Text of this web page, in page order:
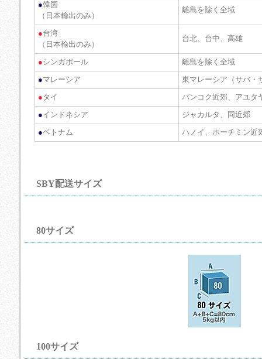
●韓国
（日本輸出のみ）
離島を除く全域
●台湾
（日本輸出のみ）
台北、台中、高雄
●シンガポール 離島を除く全域
●マレーシア 東マレーシア（サバ・
● タイ バンコク近郊、アユタ
●インドネシア ジャカルタ、同近郊
●ベトナム ハノイ、ホーチミン近
SBY配送サイズ
80サイズ
100サイズ